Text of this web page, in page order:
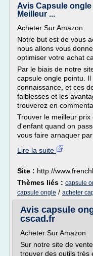
Avis Capsule
Meilleur ...
Acheter Sur Amazon
Notre but est de vous
nous allons vous
optimiser votre achat
Par le biais de notre
capsule ongle pointu.
connaissance, et ces
faiblesses et les
trouverez en
Trouver le meilleur
d'enfant quand on
vous faire arnaquer par
Lire la suite
Site : http://
Thèmes liés : capsule
capsule ongle / acheter
Avis capsule
cscad.fr
Acheter Sur Amazon
Sur notre site de
trouver des outils très